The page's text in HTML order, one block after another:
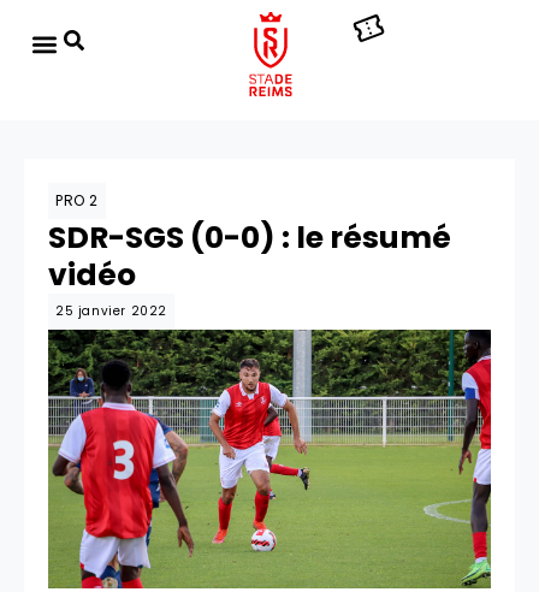
PRO 2
SDR-SGS (0-0) : le résumé
vidéo
25 janvier 2022